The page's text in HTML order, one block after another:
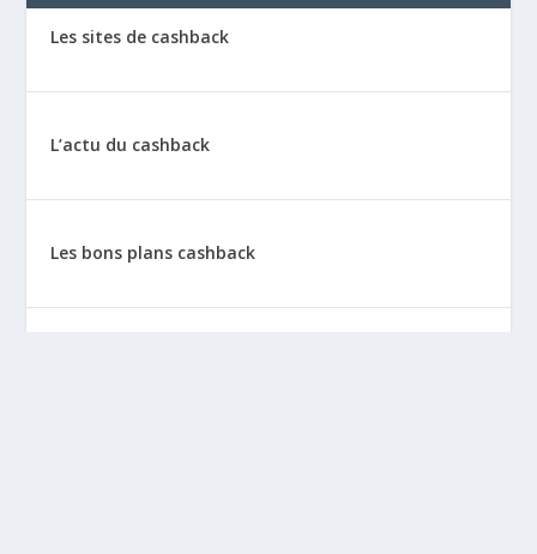
Les sites de cashback
L’actu du cashback
Les bons plans cashback